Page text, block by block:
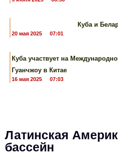
Куба и
20 мая 2025 07:01
Куба участвует ​​на
Гуанчжоу в Китае
16 мая 2025 07:03
Латинская
бассейн